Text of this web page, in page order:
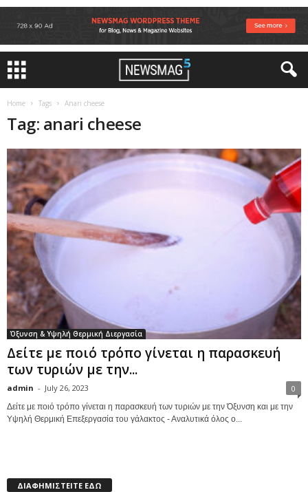
Home Tags Anari cheese
Tag: anari cheese
Όξυνση & Υψηλή Θερμική Διεργασία
Δείτε με ποιό τρόπο γίνεται η παρασκευή
των τυριών με την...
admin - July 26, 2023 0
Δείτε με ποιό τρόπο γίνεται η παρασκευή των τυριών με την Όξυνση και με την
Υψηλή Θερμική Επεξεργασία του γάλακτος - Αναλυτικά όλος ο...
ΔΙΑΦΗΜΙΣΤΕΙΤΕ ΕΔΩ